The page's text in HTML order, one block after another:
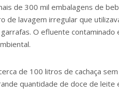
de 300 mil embalagens de
de lavagem irregular que
O efluente
de 100 litros de cachaça
quantidade de doce de leite